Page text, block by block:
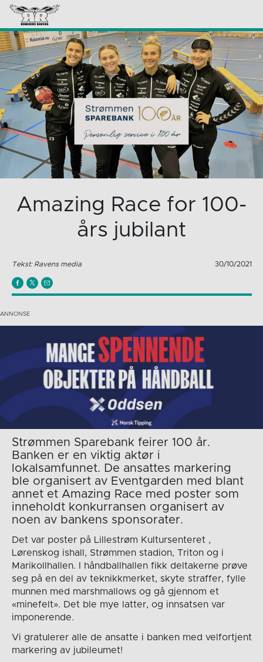
Amazing Race for 100-
års jubilant
Tekst: Ravens media 30/10/2021
Strømmen Sparebank feirer 100 år.
Banken er en viktig aktør i
lokalsamfunnet. De ansattes markering
ble organisert av Eventgarden med blant
annet et Amazing Race med poster som
inneholdt konkurransen organisert av
noen av bankens sponsorater.
Det var poster på Lillestrøm Kultursenteret ,
Lørenskog ishall, Strømmen stadion, Triton og i
Marikollhallen. I håndballhallen fikk deltakerne prøve
seg på en del av teknikkmerket, skyte straffer, fylle
munnen med marshmallows og gå gjennom et
«minefelt». Det ble mye latter, og innsatsen var
imponerende.
Vi gratulerer alle de ansatte i banken med velfortjent
markering av jubileumet!